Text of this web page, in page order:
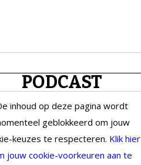
PODCAST
inhoud op deze pagina wordt
geblokkeerd om jouw
keuzes te respecteren. Klik hier
jouw cookie-voorkeuren aan te